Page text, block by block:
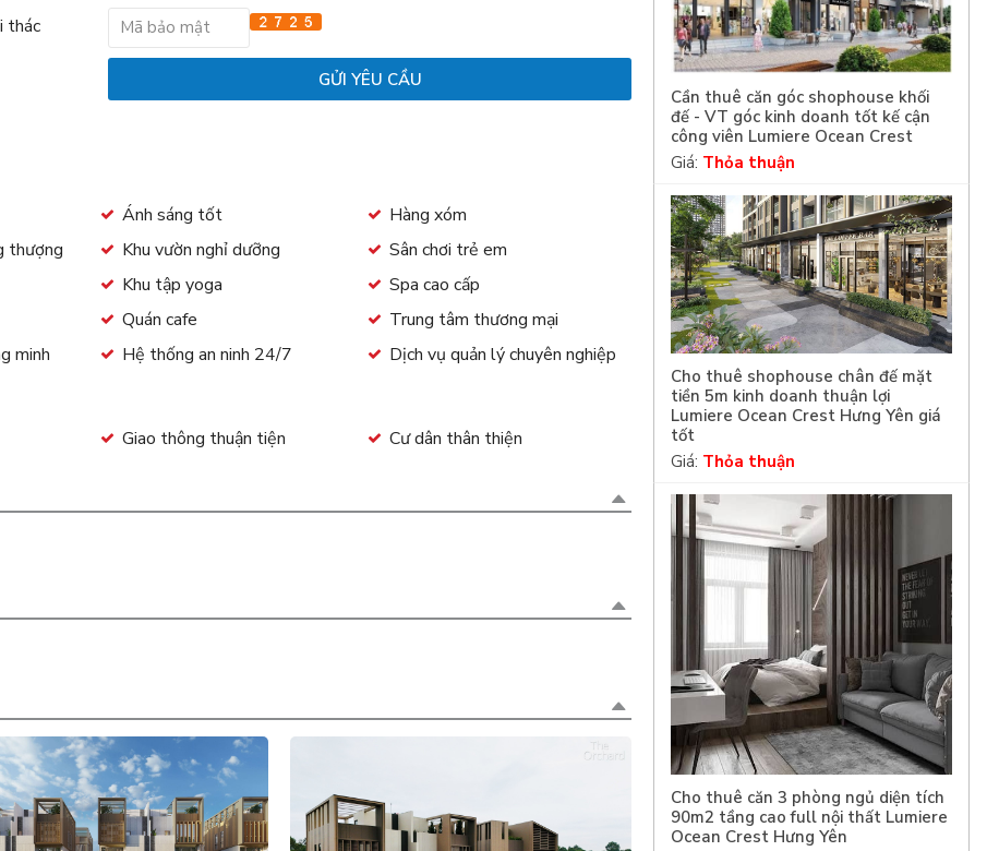
thác
Ánh sáng tốt
Hàng xóm
thượng Khu vườn nghỉ dưỡng
Sân chơi trẻ em
Khu tập yoga
Spa cao cấp
Quán cafe
Trung tâm thương mại
minh Hệ thống an ninh 24/7 Dịch vụ quản lý chuyên nghiệp
Giao thông thuận tiện Cư dân thân thiện
Cần thuê căn góc shophouse khối
đế - VT góc kinh doanh tốt kế cận
công viên Lumiere Ocean Crest
Giá: Thỏa thuận
Cho thuê shophouse chân đế mặt
tiền 5m kinh doanh thuận lợi
Lumiere Ocean Crest Hưng Yên giá
tốt
Giá: Thỏa thuận
Cho thuê căn 3 phòng ngủ diện tích
90m2 tầng cao full nội thất Lumiere
Ocean Crest Hưng Yên